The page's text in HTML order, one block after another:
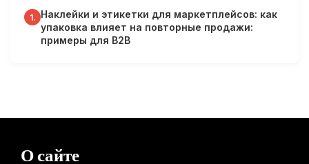
Гарвардские ученые обнаружили сеть лимфатических
сосудов в мозге человека и мышей
31.01.2026
выявления рисков раннего старения
1. Наклейки и этикетки для маркетплейсов: как
упаковка влияет на повторные продажи:
примеры для B2B
О сайте